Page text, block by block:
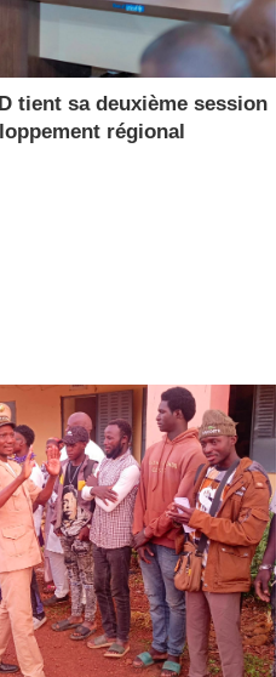
tient sa deuxième session
régional